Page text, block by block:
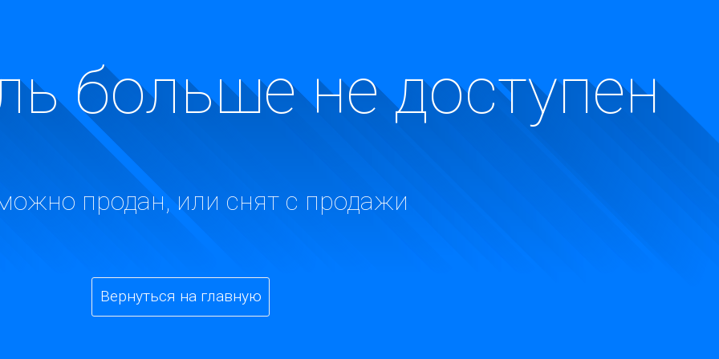
больше не доступен
продан, или снят с продажи
Вернуться на главную